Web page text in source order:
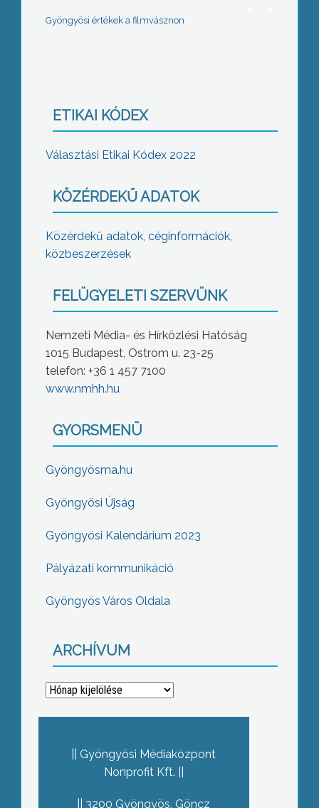
Gyöngyösi értékek a filmvásznon
ETIKAI KÓDEX
Választási Etikai Kódex 2022
KÖZÉRDEKŰ ADATOK
Közérdekű adatok, céginformációk,
közbeszerzések
FELÜGYELETI SZERVÜNK
Nemzeti Média- és Hírközlési Hatóság
1015 Budapest, Ostrom u. 23-25
telefon: +36 1 457 7100
www.nmhh.hu
GYORSMENÜ
Gyöngyösma.hu
Gyöngyösi Újság
Gyöngyösi Kalendárium 2023
Pályázati kommunikáció
Gyöngyös Város Oldala
ARCHÍVUM
Archívum
Gyöngyösi Médiaközpont
Nonprofit Kft.
3200 Gyöngyös, Göncz